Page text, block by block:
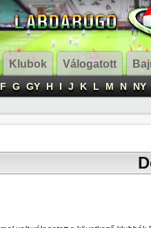
Klubok Válogatott
F G GY H I J K L M N NY